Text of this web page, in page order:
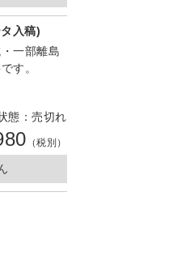
入稿)
一部離島
す。
態：売切れ
（税別）